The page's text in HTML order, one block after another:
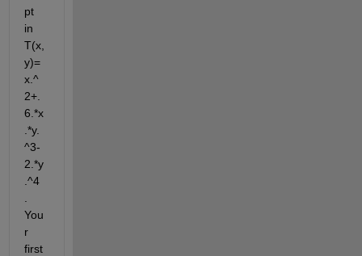
pt
in
T(x,
y)=
x.^
2+.
6.*x
.*y.
^3-
2.*y
.^4
You
r
first